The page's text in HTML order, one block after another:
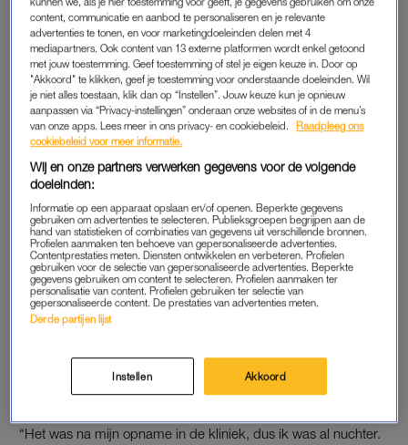
Roxeanne en André: ‘Bij ons
thuis werden pijnlijke dingen
meestal niet besproken, dat
hebben wij nu juist wél
gedaan’
LEES OOK
BON VIVANT
Voor welke permanente markering ze gekozen hebben? Het
woord Bon vivant, in sierlijke letters. De uitdrukking komt uit
het Frans en betekent letterlijk levensgenieter: iemand die
houdt van het goede leven. Bij Roxeanne prijken de woorden
op haar sleutelbeen, bij André achter zijn oor.
Hazes elkaar in 2024 weer in de armen gesloten. In een groot
met LINDA. praatten ze uitgebreid over die tijd. Zo
“Het was na mijn opname in de kliniek, dus ik was al nuchter.
content, communicatie en aanbod te personaliseren en je relevante
advertenties te tonen, en voor marketingdoeleinden delen met 4
mediapartners. Ook content van 13 externe platformen wordt enkel getoond
met jouw toestemming. Geef toestemming of stel je eigen keuze in. Door op
"Akkoord" te klikken, geef je toestemming voor onderstaande doeleinden. Wil
je niet alles toestaan, klik dan op “Instellen”. Jouw keuze kun je opnieuw
aanpassen via “Privacy-instellingen” onderaan onze websites of in de menu’s
van onze apps. Lees meer in ons privacy- en cookiebeleid.
Raadpleeg ons
cookiebeleid voor meer informatie.
Wij en onze partners verwerken gegevens voor de volgende
doeleinden:
Informatie op een apparaat opslaan en/of openen. Beperkte gegevens
gebruiken om advertenties te selecteren. Publieksgroepen begrijpen aan de
hand van statistieken of combinaties van gegevens uit verschillende bronnen.
Profielen aanmaken ten behoeve van gepersonaliseerde advertenties.
Contentprestaties meten. Diensten ontwikkelen en verbeteren. Profielen
gebruiken voor de selectie van gepersonaliseerde advertenties. Beperkte
gegevens gebruiken om content te selecteren. Profielen aanmaken ter
personalisatie van content. Profielen gebruiken ter selectie van
gepersonaliseerde content. De prestaties van advertenties meten.
Derde partijen lijst
Instellen Akkoord